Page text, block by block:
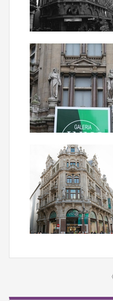
Aanmelden